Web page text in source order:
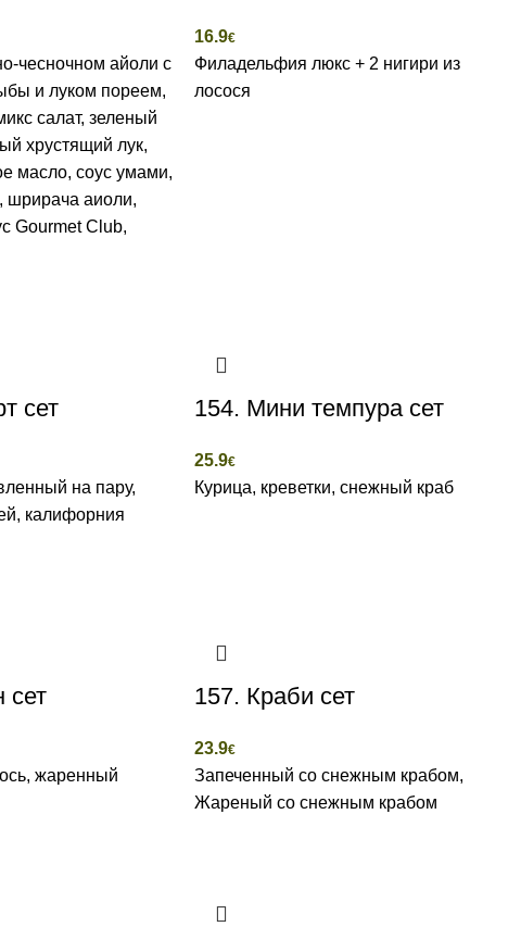
чесночном айоли с
и луком пореем,
салат, зеленый
хрустящий лук,
масло, соус умами,
шрирача аиоли,
Gourmet Club,
16.9€
Филадельфия люкс + 2 нигири из
лосося
сет
на пару,
калифорния
154. Мини темпура сет
25.9€
Курица, креветки, снежный краб
сет
жаренный
157. Краби сет
23.9€
Запеченный со снежным крабом,
Жареный со снежным крабом